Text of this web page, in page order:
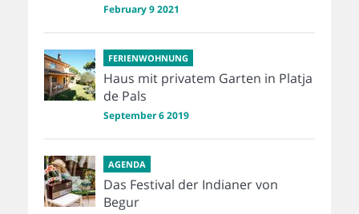
February 9 2021
FERIENWOHNUNG
Haus mit privatem Garten in Platja
de Pals
September 6 2019
AGENDA
Das Festival der Indianer von
Begur